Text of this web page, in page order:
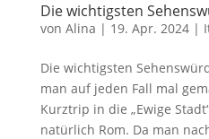
Die wichtigsten
von Alina | 19. Apr. 2024|
Die wichtigsten
man auf jeden Fall mal
Kurztrip in die „Ewige
natürlich Rom. Da man